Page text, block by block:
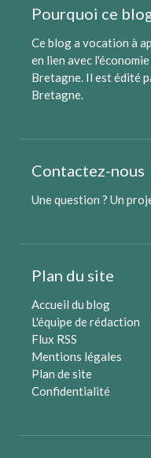
Pourquoi ce
Ce blog a vocation à
en lien avec
Bretagne. Il est édité
Bretagne.
Contactez-nous
Une question ? Un
Plan du site
Accueil du blog
L'équipe de rédaction
Flux RSS
Mentions légales
Plan de site
Confidentialité